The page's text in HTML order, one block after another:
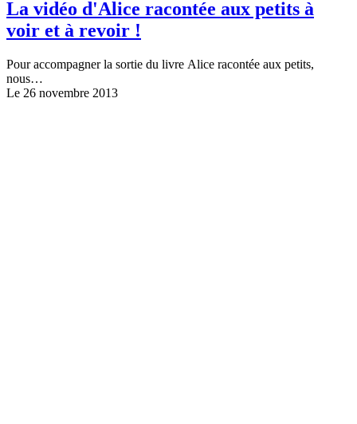
La vidéo d'Alice racontée aux petits à
voir et à revoir !
Pour accompagner la sortie du livre Alice racontée aux petits,
nous…
Le 26 novembre 2013